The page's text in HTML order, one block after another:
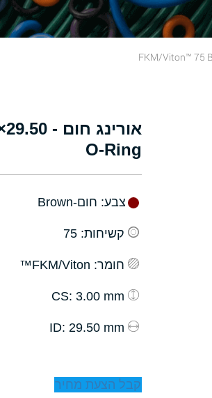
O-Ring
צבע: חום-Brown
קשיחות: 75
חומר: FKM/Viton™
: 3.00 mm
: 29.50 mm
קבל הצעת מחיר